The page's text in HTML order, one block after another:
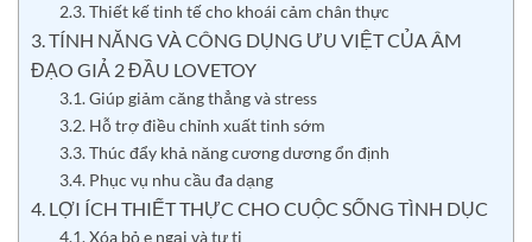
2.3. Thiết kế tinh tế cho khoái cảm chân thực
3. TÍNH NĂNG VÀ CÔNG DỤNG ƯU VIỆT CỦA ÂM
ĐẠO GIẢ 2 ĐẦU LOVETOY
3.1. Giúp giảm căng thẳng và stress
3.2. Hỗ trợ điều chỉnh xuất tinh sớm
3.3. Thúc đẩy khả năng cương dương ổn định
3.4. Phục vụ nhu cầu đa dạng
4. LỢI ÍCH THIẾT THỰC CHO CUỘC SỐNG TÌNH DỤC
4.1. Xóa bỏ e ngại và tự ti